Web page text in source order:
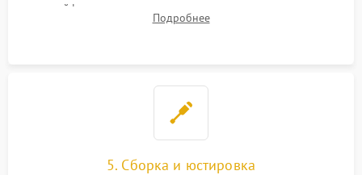
шлейфов, дисплея, механизма затвора или двигателя
автофокуса. Восстановление геометрии тубуса объектива
Подробнее
5. Сборка и юстировка